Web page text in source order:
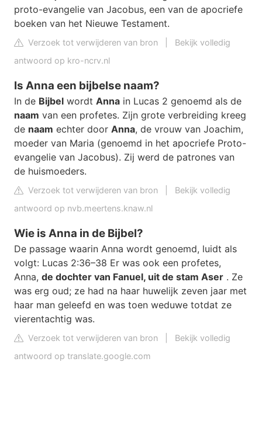
proto-evangelie van Jacobus, een van de apocriefe
boeken van het Nieuwe Testament.
Verzoek tot verwijderen van bron
Bekijk volledig
antwoord op kro-ncrv.nl
Is Anna een bijbelse naam?
In de Bijbel wordt Anna in Lucas 2 genoemd als de
naam van een profetes. Zijn grote verbreiding kreeg
de naam echter door Anna, de vrouw van Joachim,
moeder van Maria (genoemd in het apocriefe Proto-
evangelie van Jacobus). Zij werd de patrones van
de huismoeders.
Verzoek tot verwijderen van bron
Bekijk volledig
antwoord op nvb.meertens.knaw.nl
Wie is Anna in de Bijbel?
De passage waarin Anna wordt genoemd, luidt als
volgt: Lucas 2:36–38 Er was ook een profetes,
Anna, de dochter van Fanuel, uit de stam Aser . Ze
was erg oud; ze had na haar huwelijk zeven jaar met
haar man geleefd en was toen weduwe totdat ze
vierentachtig was.
Verzoek tot verwijderen van bron
Bekijk volledig
antwoord op translate.google.com